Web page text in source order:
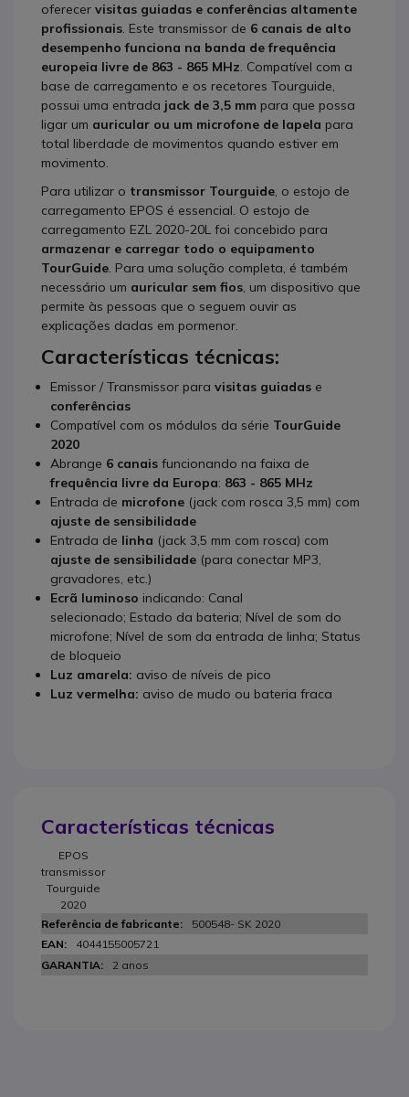
oferecer visitas guiadas e conferências altamente
profissionais. Este transmissor de 6 canais de alto
desempenho funciona na banda de frequência
europeia livre de 863 - 865 MHz. Compatível com a
base de carregamento e os recetores Tourguide,
possui uma entrada jack de 3,5 mm para que possa
ligar um auricular ou um microfone de lapela para
total liberdade de movimentos quando estiver em
movimento.
Para utilizar o transmissor Tourguide, o estojo de
carregamento EPOS é essencial. O estojo de
carregamento EZL 2020-20L foi concebido para
armazenar e carregar todo o equipamento
TourGuide. Para uma solução completa, é também
necessário um auricular sem fios, um dispositivo que
permite às pessoas que o seguem ouvir as
explicações dadas em pormenor.
Características técnicas:
Emissor / Transmissor para visitas guiadas e
conferências
Compatível com os módulos da série TourGuide
2020
Abrange 6 canais funcionando na faixa de
frequência livre da Europa: 863 - 865 MHz
Entrada de microfone (jack com rosca 3,5 mm) com
ajuste de sensibilidade
Entrada de linha (jack 3,5 mm com rosca) com
ajuste de sensibilidade (para conectar MP3,
gravadores, etc.)
Ecrã luminoso indicando: Canal
selecionado; Estado da bateria; Nível de som do
microfone; Nível de som da entrada de linha; Status
de bloqueio
Luz amarela: aviso de níveis de pico
Luz vermelha: aviso de mudo ou bateria fraca
Características técnicas
EPOS
transmissor
Tourguide
2020
500548- SK 2020
4044155005721
2 anos